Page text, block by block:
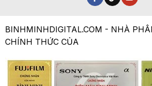
BINHMINHDIGITAL.COM - NHÀ
CHÍNH THỨC CỦA